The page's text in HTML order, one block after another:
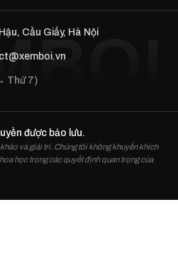
Cầu Giấy, Hà Nội
Thứ 7)
được bảo lưu.
và giải trí. Chúng tôi không khuyến khích
học trong các quyết định quan trọng của